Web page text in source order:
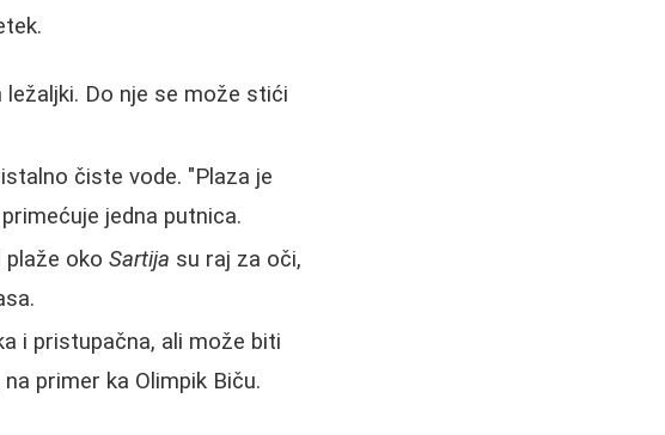
ležaljki. Do nje se može stići
čiste vode. "Plaza je
jedna putnica.
plaže okoSartija su raj za oči,
i pristupačna, ali može biti
primer ka Olimpik Biču.